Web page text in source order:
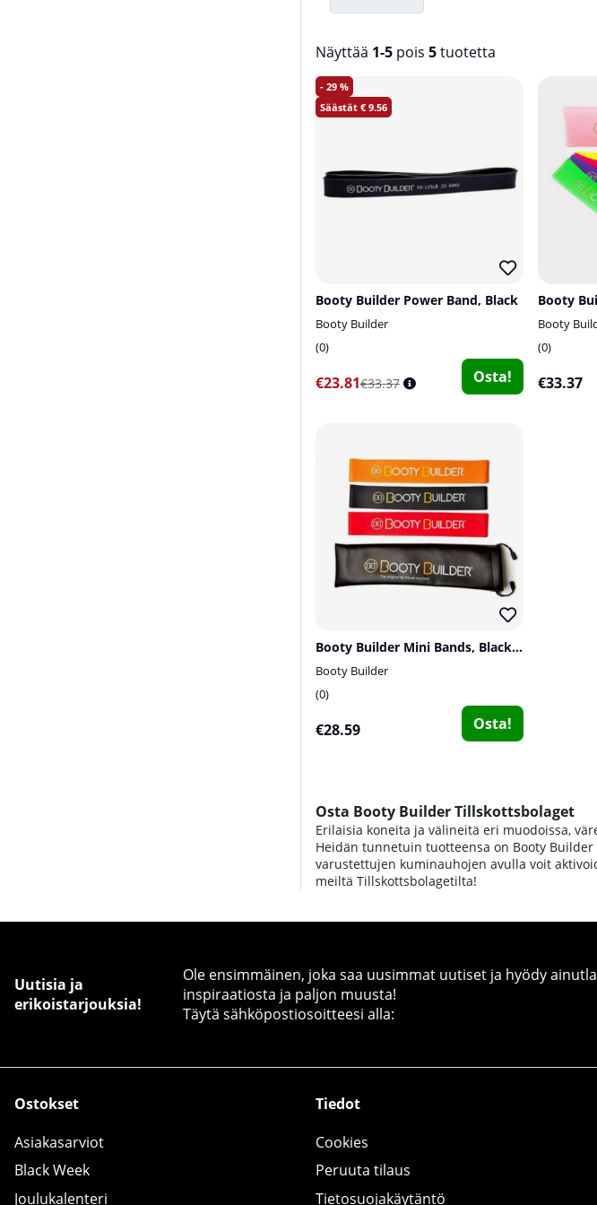
Näyttää 1-5 pois 5tuotetta
Tuotteet
29
9.56
Booty Builder Power Band, Black
Booty Builder
0
€23.81€33.37 Osta!
Booty
0
€33.37
Booty Builder Mini Bands, Black, 3-pack
Booty Builder
0
€28.59 Osta!
Osta Booty Builder Tillskottsbolaget
Erilaisia koneita ja välineitä eri muodoissa,
Heidän tunnetuin tuotteensa on Booty
varustettujen kuminauhojen avulla voit
meiltä Tillskottsbolagetilta!
Uutisia ja
erikoistarjouksia!
Ole ensimmäinen, joka saa uusimmat uutiset ja hyödy
inspiraatiosta ja paljon muusta!
Täytä sähköpostiosoitteesi alla:
Ostokset
Asiakasarviot
Black Week
Joulukalenteri
Tiedot
Cookies
Peruuta tilaus
Tietosuojakäytäntö